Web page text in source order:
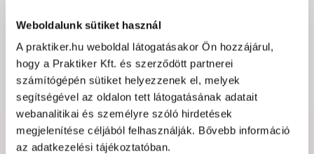
Weboldalunk sütiket használ
A praktiker.hu weboldal látogatásakor Ön hozzájárul,
hogy a Praktiker Kft. és szerződött partnerei
számítógépén sütiket helyezzenek el, melyek
segítségével az oldalon tett látogatásának adatait
webanalitikai és személyre szóló hirdetések
megjelenítése céljából felhasználják. Bővebb információ
az adatkezelési tájékoztatóban.
Csomagolási és súly információk
Dokumentumok, felelős személy
Hibát találtál az oldalon vagy a termék leírásában?